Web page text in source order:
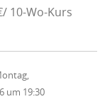
10-Wo-Kurs
um 19:30